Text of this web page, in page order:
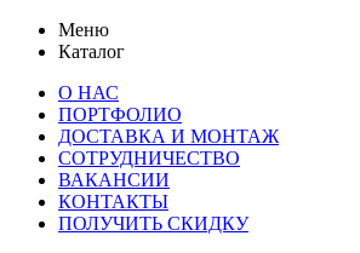
Меню
Каталог
О НАС
ПОРТФОЛИО
ДОСТАВКА И МОНТАЖ
СОТРУДНИЧЕСТВО
ВАКАНСИИ
КОНТАКТЫ
ПОЛУЧИТЬ СКИДКУ